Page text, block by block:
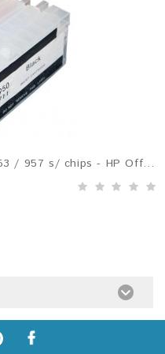
Tinteiros recarregáveis p/ HP 953 / 957 s/ chips - HP Officejet Pro 8210, 8710, 8720, 7720, 7730, 7740, etc.